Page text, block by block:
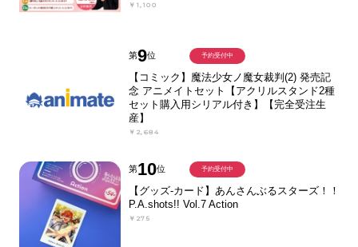
￥1,100
第9位
【コミック】魔法少女ノ魔女裁判(2) 発売記
念 アニメイトセット【アクリルスタンド2種
セット購入用シリアル付き】【完全受注生
産】
￥2,684
予約受付中
第10位
【グッズ-カード】あんさんぶるスターズ！！
P.A.shots!! Vol.7 Action
￥275
予約受付中